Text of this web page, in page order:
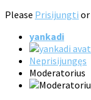
Please Prisijungti or
yankadi
Neprisijungęs
Moderatorius